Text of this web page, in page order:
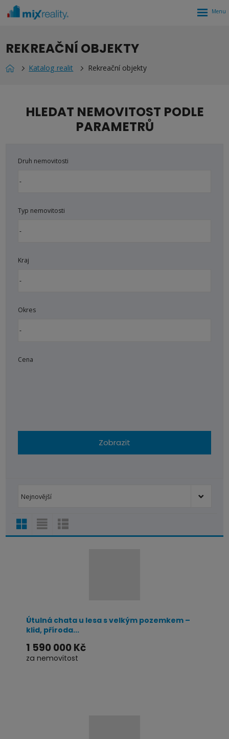
REKREAČNÍ OBJEKTY
Katalog realit Rekreační objekty
HLEDAT NEMOVITOST PODLE
PARAMETRŮ
Druh nemovitosti
Typ nemovitosti
Kraj
Okres
Cena
Zobrazit
Nejnovější
Útulná chata u lesa s velkým pozemkem –
klid, příroda...
1 590 000 Kč
za nemovitost